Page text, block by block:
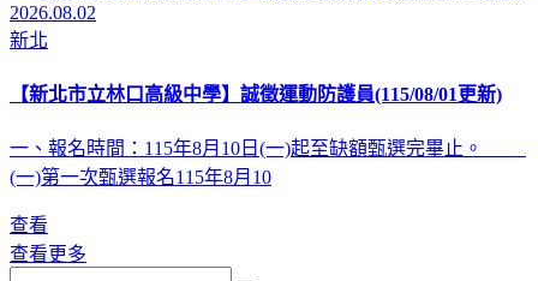
2026.08.02
新北
【新北市立林口高級中學】誠徵運動防護員(115/08/01更新)
一、報名時間：115年8月10日(一)起至缺額甄選完畢止。
(一)第一次甄選報名115年8月10
查看
查看更多